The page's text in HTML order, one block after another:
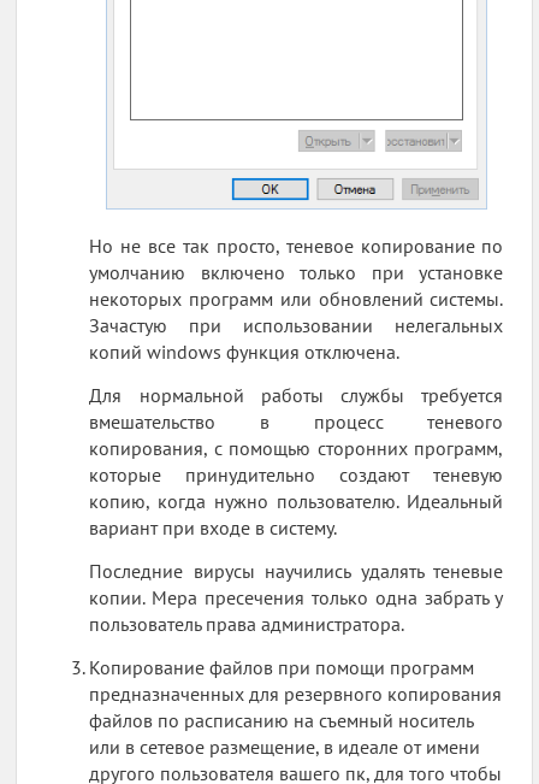
Но не все так просто, теневое копирование по
умолчанию включено только при установке
некоторых программ или обновлений системы.
Зачастую при использовании нелегальных
копий windows функция отключена.
Для нормальной работы службы требуется
вмешательство в процесс теневого
копирования, с помощью сторонних программ,
которые принудительно создают теневую
копию, когда нужно пользователю. Идеальный
вариант при входе в систему.
Последние вирусы научились удалять теневые
копии. Мера пресечения только одна забрать у
пользователь права администратора.
Копирование файлов при помощи программ
предназначенных для резервного копирования
файлов по расписанию на съемный носитель
или в сетевое размещение, в идеале от имени
другого пользователя вашего пк, для того чтобы